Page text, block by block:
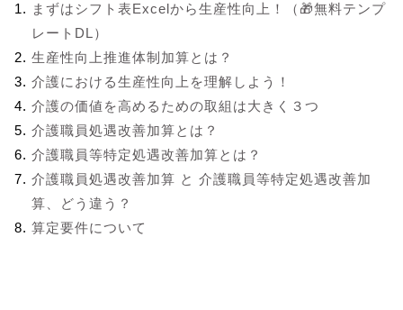
まずはシフト表Excelから生産性向上！（🎁無料テンプ
レートDL）
生産性向上推進体制加算とは？
介護における生産性向上を理解しよう！
介護の価値を高めるための取組は大きく３つ
介護職員処遇改善加算とは？
介護職員等特定処遇改善加算とは？
介護職員処遇改善加算 と 介護職員等特定処遇改善加
算、どう違う？
算定要件について